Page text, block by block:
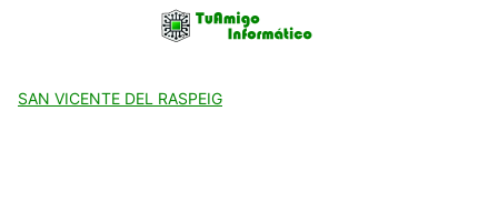
SAN VICENTE DEL RASPEIG